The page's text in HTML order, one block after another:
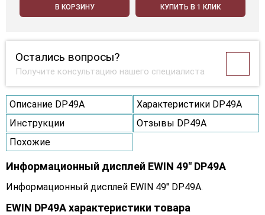
В КОРЗИНУ КУПИТЬ В 1 КЛИК
Остались вопросы?
Получите консультацию нашего специалиста
Описание DP49A
Характеристики DP49A
Инструкции
Отзывы DP49A
Похожие
Информационный дисплей EWIN 49" DP49A
Информационный дисплей EWIN 49" DP49A.
EWIN DP49A характеристики товара